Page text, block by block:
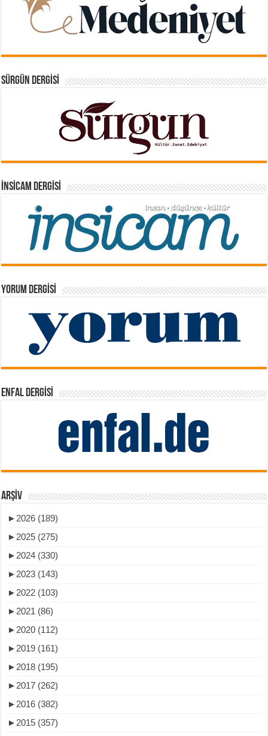
SÜRGÜN DERGISI
İNSICAM DERGISI
YORUM DERGISI
ENFAL DERGISI
ARŞIV
► 2026 (189)
► 2025 (275)
► 2024 (330)
► 2023 (143)
► 2022 (103)
► 2021 (86)
► 2020 (112)
► 2019 (161)
► 2018 (195)
► 2017 (262)
► 2016 (382)
► 2015 (357)